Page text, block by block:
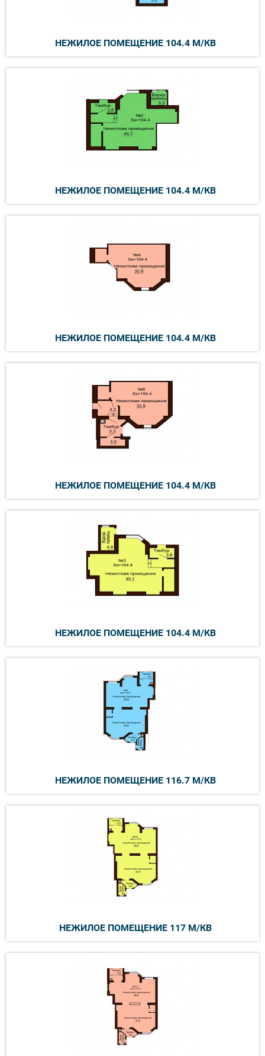
НЕЖИЛОЕ ПОМЕЩЕНИЕ 104.4 М/КВ
НЕЖИЛОЕ ПОМЕЩЕНИЕ 104.4 М/КВ
НЕЖИЛОЕ ПОМЕЩЕНИЕ 104.4 М/КВ
НЕЖИЛОЕ ПОМЕЩЕНИЕ 104.4 М/КВ
НЕЖИЛОЕ ПОМЕЩЕНИЕ 104.4 М/КВ
НЕЖИЛОЕ ПОМЕЩЕНИЕ 116.7 М/КВ
НЕЖИЛОЕ ПОМЕЩЕНИЕ 117 М/КВ